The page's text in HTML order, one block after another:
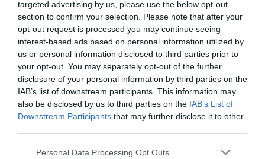
targeted advertising by us, please use the below opt-out
section to confirm your selection. Please note that after your
opt-out request is processed you may continue seeing
interest-based ads based on personal information utilized by
us or personal information disclosed to third parties prior to
your opt-out. You may separately opt-out of the further
disclosure of your personal information by third parties on the
IAB’s list of downstream participants. This information may
also be disclosed by us to third parties on the IAB’s List of
Downstream Participants that may further disclose it to other
Please note that this website/app uses one or more Google
Personal Data Processing Opt Outs
közös főzés. Nyissatok ki egy finom bort, tegyetek be egy
lágy zenét, és főzés közben beszélgessetek egy jót! Az
ilyen programok segítségével, sokkal közelebb
kerülhettek egymáshoz!
5. Közös fürdőzés
Ha szerettek bekuckózni télen otthon, akkor engedjétek
tele a kádat, tegyetek bele egy kis habfürdőt, töltsetek ki
wellness!